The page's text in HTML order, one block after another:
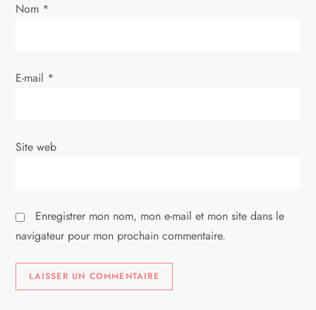
’
r
i
l
e
Nom *
E-mail *
Site web
Enregistrer mon nom, mon e-mail et mon site dans le
navigateur pour mon prochain commentaire.